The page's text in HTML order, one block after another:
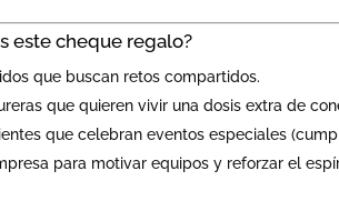
este cheque regalo?
que buscan retos compartidos.
que quieren vivir una dosis extra de
que celebran eventos especiales
para motivar equipos y reforzar el